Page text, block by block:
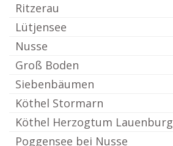
Ritzerau
Lütjensee
Nusse
Groß Boden
Siebenbäumen
Köthel Stormarn
Köthel Herzogtum Lauenburg
Poggensee bei Nusse